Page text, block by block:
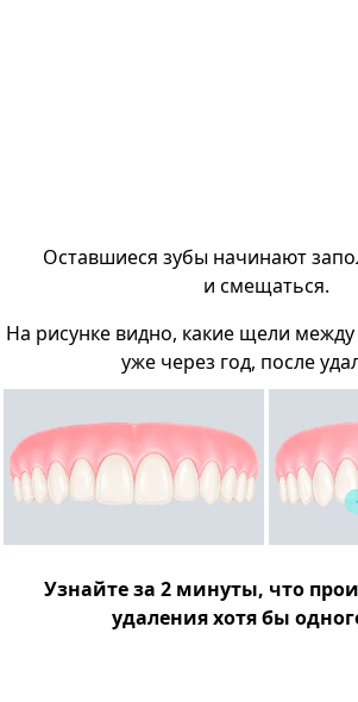
Оставшиеся зубы начинают
и смещаться.
На рисунке видно, какие щели
уже через год, после
Узнайте за 2 минуты, что
удаления хотя бы